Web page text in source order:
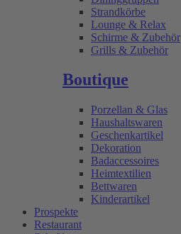
Strandkörbe
Lounge & Relax
Schirme & Zubehör
Grills & Zubehör
Boutique
Porzellan & Glas
Haushaltswaren
Geschenkartikel
Dekoration
Badaccessoires
Heimtextilien
Bettwaren
Kinderartikel
Prospekte
Restaurant